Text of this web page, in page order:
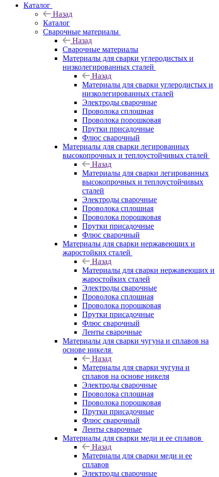
Каталог
Назад
Каталог
Сварочные материалы
Назад
Сварочные материалы
Материалы для сварки углеродистых и
низколегированных сталей
Назад
Материалы для сварки углеродистых и
низколегированных сталей
Электроды сварочные
Проволока сплошная
Проволока порошковая
Прутки присадочные
Флюс сварочный
Материалы для сварки легированных
высокопрочных и теплоустойчивых сталей
Назад
Материалы для сварки легированных
высокопрочных и теплоустойчивых
сталей
Электроды сварочные
Проволока сплошная
Проволока порошковая
Прутки присадочные
Флюс сварочный
Материалы для сварки нержавеющих и
жаростойких сталей
Назад
Материалы для сварки нержавеющих и
жаростойких сталей
Электроды сварочные
Проволока сплошная
Проволока порошковая
Прутки присадочные
Флюс сварочный
Ленты сварочные
Материалы для сварки чугуна и сплавов на
основе никеля
Назад
Материалы для сварки чугуна и
сплавов на основе никеля
Электроды сварочные
Проволока сплошная
Проволока порошковая
Прутки присадочные
Флюс сварочный
Ленты сварочные
Материалы для сварки меди и ее сплавов
Назад
Материалы для сварки меди и ее
сплавов
Электроды сварочные